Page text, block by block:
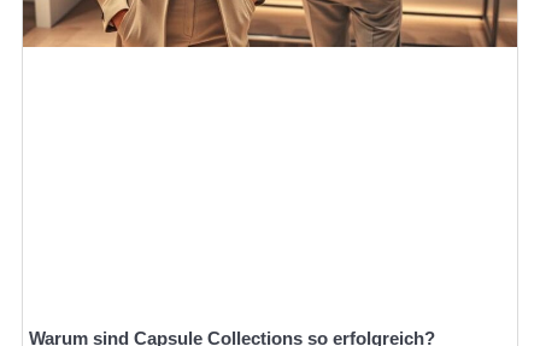
Warum sind Capsule Collections so erfolgreich?